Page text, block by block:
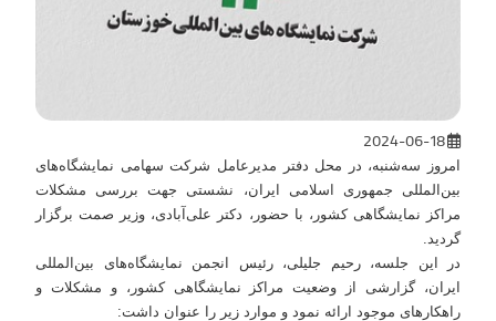
امروز سه‌شنبه، در محل دفتر مدیرعامل شرکت سهامی نمایشگاه‌های
بین‌المللی جمهوری اسلامی ایران، نشستی جهت بررسی مشکلات
مراکز نمایشگاهی کشور، با حضور، دکتر علی‌آبادی، وزیر صمت برگزار
گردید.
در این جلسه، رحیم جلیلی، رئیس انجمن نمایشگاه‌های بین‌المللی
ایران، گزارشی از وضعیت مراکز نمایشگاهی کشور، و مشکلات و
راهکارهای موجود ارائه نمود و موارد زیر را عنوان داشت: